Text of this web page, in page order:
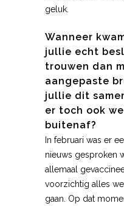
geluk.
Wanneer
jullie echt
trouwen dan
aangepaste
jullie dit
er toch ook
buitenaf?
In februari was er
nieuws gesproken
allemaal
voorzichtig alles
gaan. Op dat